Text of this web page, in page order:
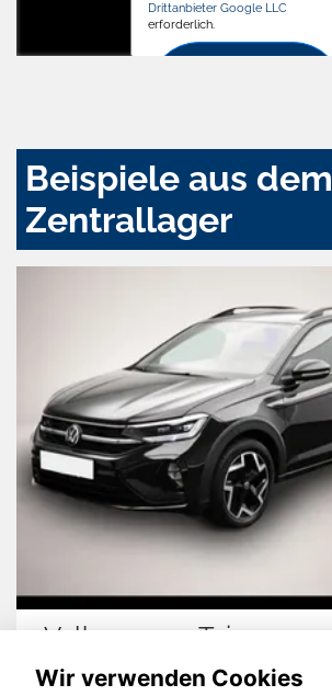
Drittanbieter Google LLC
erforderlich.
Beispiele aus dem
Zentrallager
Volkswagen Taigo
Wir verwenden Cookies